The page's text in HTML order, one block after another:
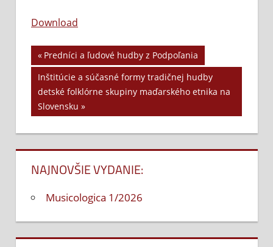
Download
Navigácia
v
článku
Previous
Post:
Predníci a ľudové hudby z Podpoľania
Next
Post:
Inštitúcie a súčasné formy tradičnej hudby
detské folklórne skupiny maďarského etnika na
Slovensku
NAJNOVŠIE VYDANIE:
Musicologica 1/2026